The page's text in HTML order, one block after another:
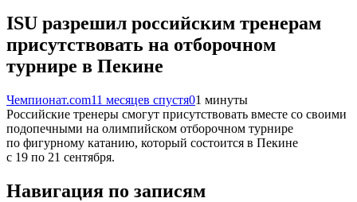
ISU разрешил российским тренерам
присутствовать на отборочном
турнире в Пекине
Чемпионат.com11 месяцев спустя01 минуты
Российские тренеры смогут присутствовать вместе со своими
подопечными на олимпийском отборочном турнире
по фигурному катанию, который состоится в Пекине
с 19 по 21 сентября.
Навигация по записям